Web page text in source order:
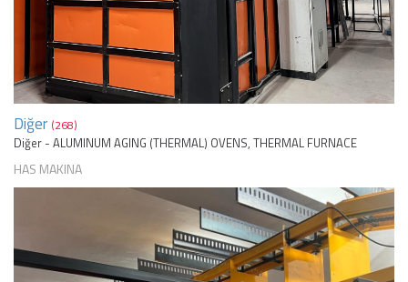
Diğer (268)
Diğer - ALUMINUM AGING (THERMAL) OVENS, THERMAL FURNACE
HAS MAKINA